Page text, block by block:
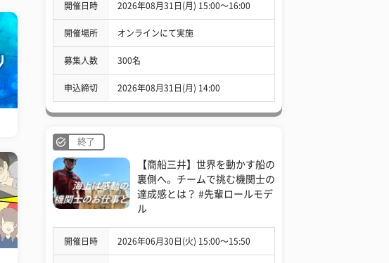
開催日時 2026年08月31日(月) 15:00〜16:00
開催場所 オンラインにて実施
募集人数 300名
申込締切 2026年08月31日(月) 14:00
終了
【商船三井】世界を動かす船の
裏側へ。チームで挑む機関士の
達成感とは？ #先輩ロールモデ
ル
開催日時 2026年06月30日(火) 15:00〜15:50